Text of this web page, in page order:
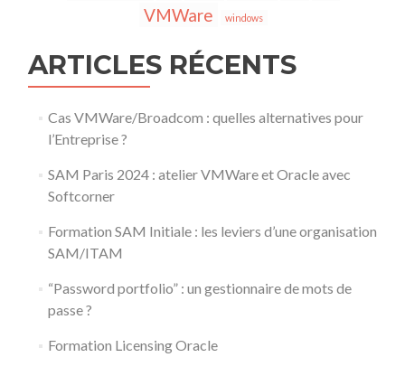
VMWare windows
ARTICLES RÉCENTS
Cas VMWare/Broadcom : quelles alternatives pour
l’Entreprise ?
SAM Paris 2024 : atelier VMWare et Oracle avec
Softcorner
Formation SAM Initiale : les leviers d’une organisation
SAM/ITAM
“Password portfolio” : un gestionnaire de mots de
passe ?
Formation Licensing Oracle